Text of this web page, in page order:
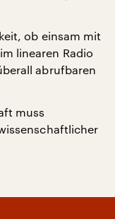
ob einsam mit
linearen Radio
abrufbaren
muss